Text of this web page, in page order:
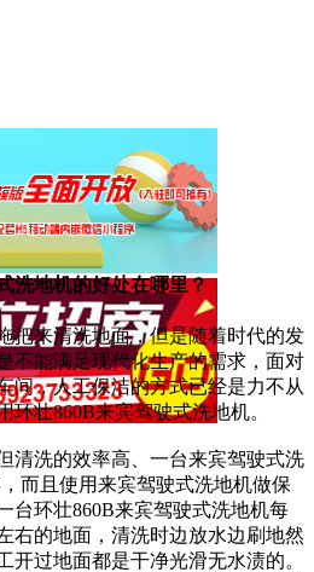
洗地机的好处在哪里？
把来清洗地面，但是随着时代的发
不能满足现代化生产的需求，面对
间，人工保洁的方式已经是力不从
壮860B来宾驾驶式洗地机。
清洗的效率高、一台来宾驾驶式洗
而且使用来宾驾驶式洗地机做保
台环壮860B来宾驾驶式洗地机每
右的地面，清洗时边放水边刷地然
开过地面都是干净光滑无水渍的。